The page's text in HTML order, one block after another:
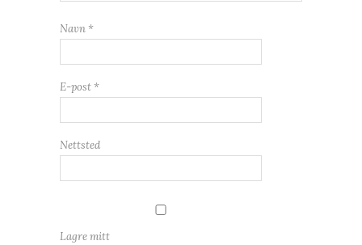
Navn *
E-post *
Nettsted
Lagre mitt